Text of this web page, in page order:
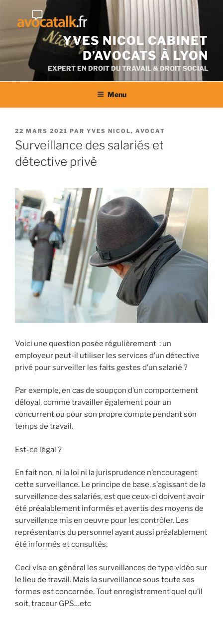
contenu
YVES NICOL CABINET
D’AVOCATS À LYON
EXPERT EN DROIT DU TRAVAIL & DROIT SOCIAL
Menu
PUBLIÉ
LE
22 MARS 2021 PAR YVES NICOL, AVOCAT
Surveillance des salariés et
détective privé
Voici une question posée régulièrement : un
employeur peut-il utiliser les services d’un détective
privé pour surveiller les faits gestes d’un salarié ?
Par exemple, en cas de soupçon d’un comportement
déloyal, comme travailler également pour un
concurrent ou pour son propre compte pendant son
temps de travail.
Est-ce légal ?
En fait non, ni la loi ni la jurisprudence n’encouragent
cette surveillance. Le principe de base, s’agissant de la
surveillance des salariés, est que ceux-ci doivent avoir
été préalablement informés et avertis des moyens de
surveillance mis en oeuvre pour les contrôler. Les
représentants du personnel ayant aussi préalablement
été informés et consultés.
Ceci vise en général les surveillances de type vidéo sur
le lieu de travail. Mais la surveillance sous toute ses
formes est concernée. Tout enregistrement quel qu’il
soit, traceur GPS…etc